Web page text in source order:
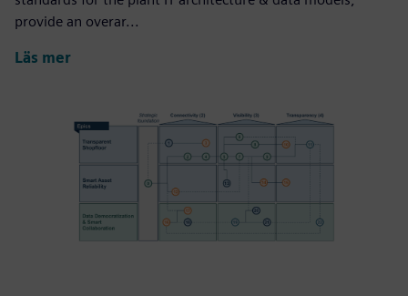
provide an overar...
Läs mer